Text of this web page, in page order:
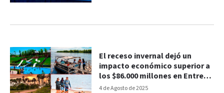
4 de Agosto de 2025
El receso invernal dejó un
impacto económico superior a
los $86.000 millones en Entre
Ríos